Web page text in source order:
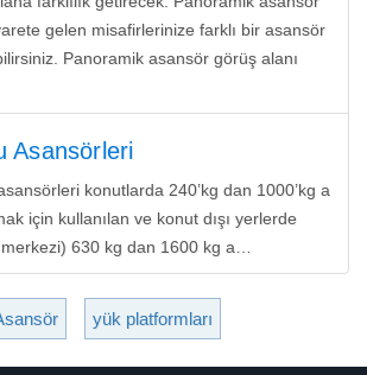
gelen misafirlerinize farklı bir asansör
Panoramik asansör görüş alanı
Asansörleri
konutlarda 240’kg dan 1000’kg a
için kullanılan ve konut dışı yerlerde
630 kg dan 1600 kg a…
yük platformları